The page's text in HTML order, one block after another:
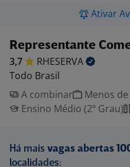
Ativar
Representante
3,7
RHESERVA
Todo Brasil
A combinar
Menos
Ensino Médio (2º Grau)
Há mais vagas abertas
localidades: